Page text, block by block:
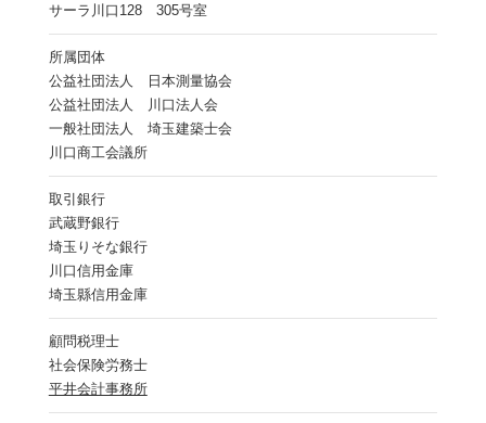
サーラ川口128 305号室
所属団体
公益社団法人 日本測量協会
公益社団法人 川口法人会
一般社団法人 埼玉建築士会
川口商工会議所
取引銀行
武蔵野銀行
埼玉りそな銀行
川口信用金庫
埼玉縣信用金庫
顧問税理士
社会保険労務士
平井会計事務所